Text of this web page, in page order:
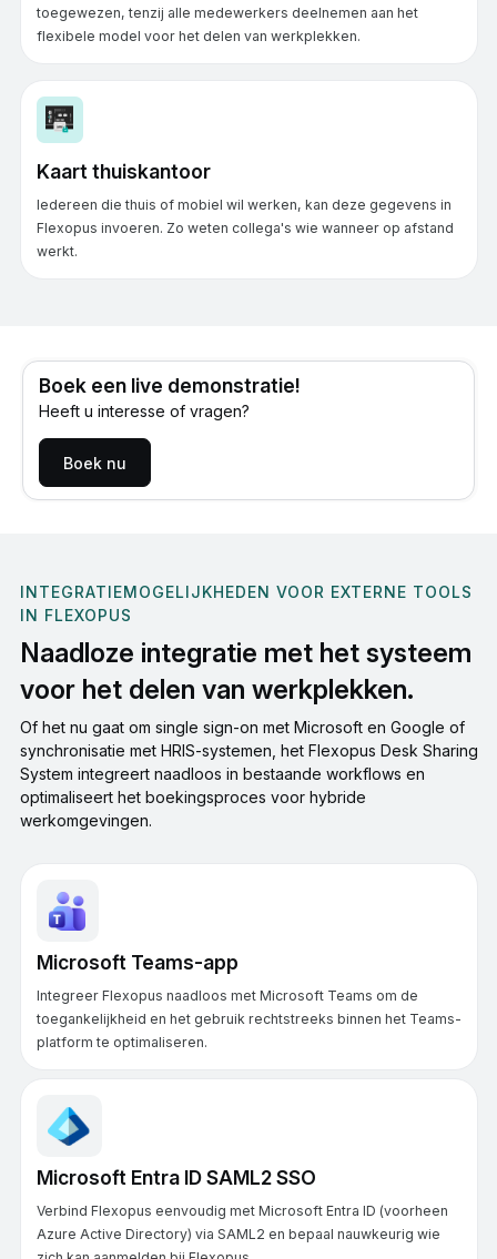
toegewezen, tenzij alle medewerkers deelnemen aan het
flexibele model voor het delen van werkplekken.
Kaart thuiskantoor
Iedereen die thuis of mobiel wil werken, kan deze gegevens in
Flexopus invoeren. Zo weten collega's wie wanneer op afstand
werkt.
Boek een live demonstratie!
Heeft u interesse of vragen?
Boek nu
INTEGRATIEMOGELIJKHEDEN VOOR EXTERNE TOOLS
IN FLEXOPUS
Naadloze integratie met het systeem
voor het delen van werkplekken.
Of het nu gaat om single sign-on met Microsoft en Google of
synchronisatie met HRIS-systemen, het Flexopus Desk Sharing
System integreert naadloos in bestaande workflows en
optimaliseert het boekingsproces voor hybride
werkomgevingen.
Microsoft Teams-app
Integreer Flexopus naadloos met Microsoft Teams om de
toegankelijkheid en het gebruik rechtstreeks binnen het Teams-
platform te optimaliseren.
Microsoft Entra ID SAML2 SSO
Verbind Flexopus eenvoudig met Microsoft Entra ID (voorheen
Azure Active Directory) via SAML2 en bepaal nauwkeurig wie